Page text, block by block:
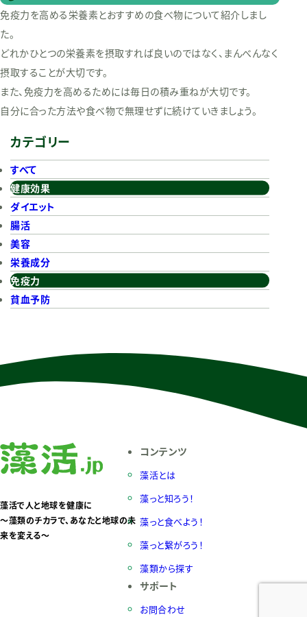
免疫力を高める栄養素とおすすめの食べ物について紹介しまし
た。
どれかひとつの栄養素を摂取すれば良いのではなく、まんべんなく
摂取することが大切です。
また、免疫力を高めるためには毎日の積み重ねが大切です。
自分に合った方法や食べ物で無理せずに続けていきましょう。
カテゴリー
すべて
健康効果
ダイエット
腸活
美容
栄養成分
免疫力
貧血予防
藻活で人と地球を健康に
〜藻類のチカラで、あなたと地球の未
来を変える〜
コンテンツ
藻活とは
藻っと知ろう！
藻っと食べよう！
藻っと繋がろう！
藻類から探す
サポート
お問合わせ